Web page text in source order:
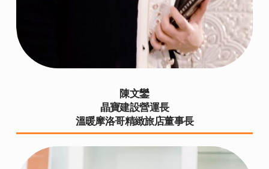
陳文鑾
晶寶建設營運長
溫暖摩洛哥精緻旅店董事長